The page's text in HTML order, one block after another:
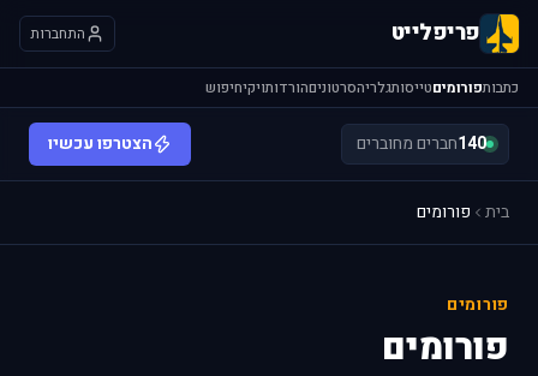
פריפלייט התחברות
כתבותפורומיםטייסותגלריהסרטוניםהורדותויקיחיפוש
140חברים מחוברים הצטרפו עכשיו
בית פורומים
פורומים
פורומים